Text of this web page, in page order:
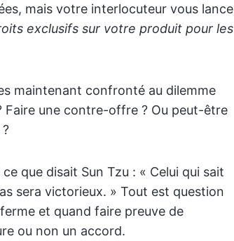
mais votre interlocuteur vous lance
exclusifs sur votre produit pour les
maintenant confronté au dilemme
Faire une contre-offre ? Ou peut-être
que disait Sun Tzu : « Celui qui sait
sera victorieux. » Tout est question
et quand faire preuve de
ou non un accord.